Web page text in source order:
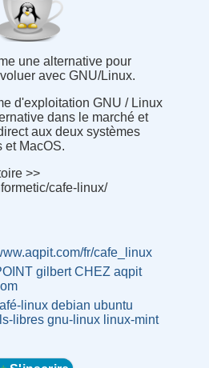
une alternative pour
avec GNU/Linux.
d'exploitation GNU / Linux
dans le marché et
aux deux systèmes
et MacOS.
>>
cafe-linux/
fr/cafe_linux
gilbert CHEZ aqpit
linux debian ubuntu
libres gnu-linux linux-mint